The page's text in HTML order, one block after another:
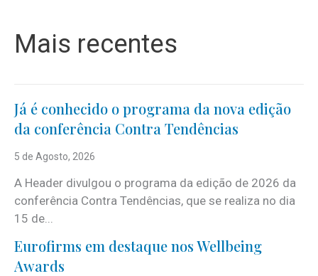
Mais recentes
Já é conhecido o programa da nova edição
da conferência Contra Tendências
5 de Agosto, 2026
A Header divulgou o programa da edição de 2026 da
conferência Contra Tendências, que se realiza no dia
15 de...
Eurofirms em destaque nos Wellbeing
Awards